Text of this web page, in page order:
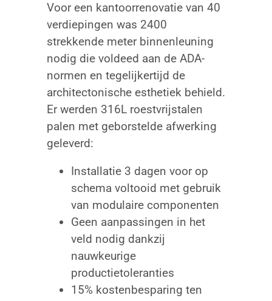
Voor een kantoorrenovatie van 40
verdiepingen was 2400
strekkende meter binnenleuning
nodig die voldeed aan de ADA-
normen en tegelijkertijd de
architectonische esthetiek behield.
Er werden 316L roestvrijstalen
palen met geborstelde afwerking
geleverd:
Installatie 3 dagen voor op
schema voltooid met gebruik
van modulaire componenten
Geen aanpassingen in het
veld nodig dankzij
nauwkeurige
productietoleranties
15% kostenbesparing ten